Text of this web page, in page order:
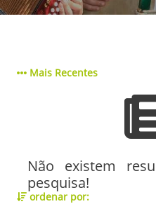
Mais Recentes
Não existem
pesquisa!
ordenar por: